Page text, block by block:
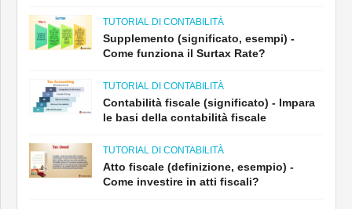
TUTORIAL DI CONTABILITÀ
Supplemento (significato, esempi) -
Come funziona il Surtax Rate?
TUTORIAL DI CONTABILITÀ
Contabilità fiscale (significato) - Impara
le basi della contabilità fiscale
TUTORIAL DI CONTABILITÀ
Atto fiscale (definizione, esempio) -
Come investire in atti fiscali?